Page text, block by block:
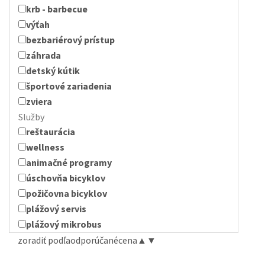
krb - barbecue
výťah
bezbariérový prístup
záhrada
detský kútik
športové zariadenia
zviera
Služby
reštaurácia
wellness
animačné programy
úschovňa bicyklov
požičovna bicyklov
plážový servis
plážový mikrobus
zoradiť podľaodporúčanécena ▲ ▼